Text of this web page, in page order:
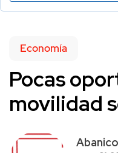
Economía
Pocas
movilidad